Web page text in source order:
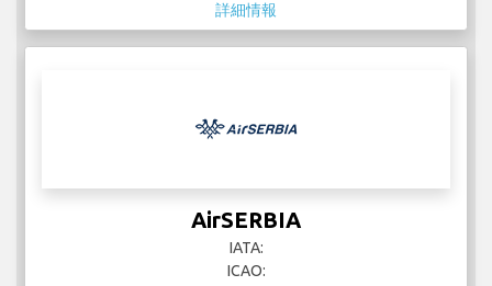
詳細情報
AirSERBIA
IATA:
ICAO: